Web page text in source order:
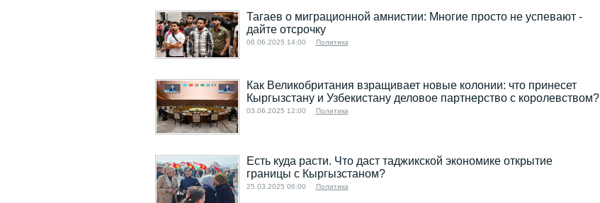
Тагаев о миграционной амнистии: Многие просто не успевают -
дайте отсрочку
06.06.2025 14:00 Политика
Как Великобритания взращивает новые колонии: что принесет
Кыргызстану и Узбекистану деловое партнерство с королевством?
03.06.2025 12:00 Политика
Есть куда расти.​​​​​​​ Что даст таджикской экономике открытие
границы с Кыргызстаном?
25.03.2025 06:00 Политика